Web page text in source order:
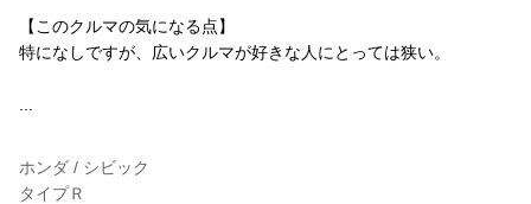
【このクルマの気になる点】
特になしですが、広いクルマが好きな人にとっては狭い。
ホンダ / シビック
タイプＲ